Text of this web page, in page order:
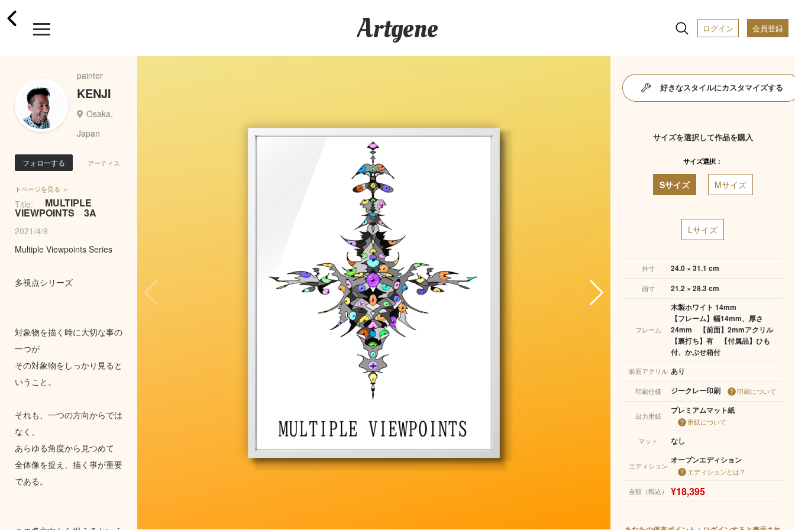
Artgene ログイン 会員登録
painter
KENJI
Osaka,
Japan
フォローする アーティス
トページを見る ＞
Title: MULTIPLE
VIEWPOINTS 3A
2021/4/9
Multiple Viewpoints Series
多視点シリーズ
対象物を描く時に大切な事の
一つが
その対象物をしっかり見ると
いうこと。
それも、一つの方向からでは
なく、
あらゆる角度から見つめて
全体像を捉え、描く事が重要
である。
好きなスタイルにカスタマイズする
サイズを選択して作品を購入
サイズ選択：
Sサイズ Mサイズ
Lサイズ
外寸 24.0 × 31.1 cm
画寸 21.2 × 28.3 cm
フレーム
木製ホワイト 14mm
【フレーム】幅14mm、厚さ
24mm 【前面】2mmアクリル
【裏打ち】有 【付属品】ひも
付、かぶせ箱付
前面アクリル あり
印刷仕様 ジークレー印刷 印刷について
出力用紙
プレミアムマット紙
用紙について
マット
なし
エディション
オープンエディション
エディションとは？
金額（税込） ¥18,395